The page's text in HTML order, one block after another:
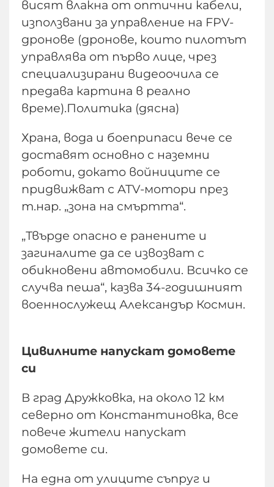
висят влакна от оптични кабели,
използвани за управление на FPV-
дронове (дронове, които пилотът
управлява от първо лице, чрез
специализирани видеоочила се
предава картина в реално
време).Политика (дясна)
Храна, вода и боеприпаси вече се
доставят основно с наземни
роботи, докато войниците се
придвижват с ATV-мотори през
т.нар. „зона на смъртта“.
„Твърде опасно е ранените и
загиналите да се извозват с
обикновени автомобили. Всичко се
случва пеша“, казва 34-годишният
военнослужещ Александър Космин.
Цивилните напускат домовете
си
В град Дружковка, на около 12 км
северно от Константиновка, все
повече жители напускат
домовете си.
На една от улиците съпруг и